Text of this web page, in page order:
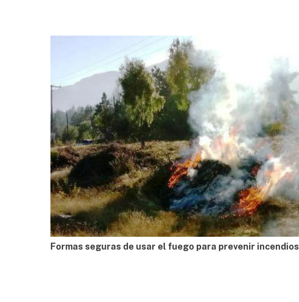
Formas seguras de usar el fuego para prevenir incendios